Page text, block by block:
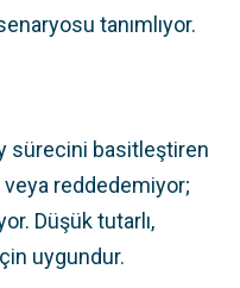
tanımlıyor.
sürecini basitleştiren
veya reddedemiyor;
Düşük tutarlı,
uygundur.